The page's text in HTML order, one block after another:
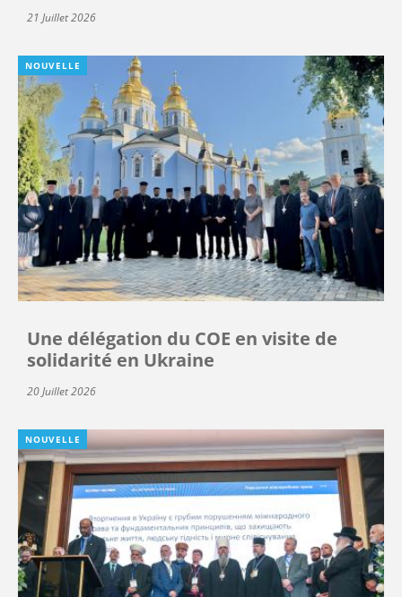
21 Juillet 2026
NOUVELLE
Une délégation du COE en visite de
solidarité en Ukraine
20 Juillet 2026
NOUVELLE